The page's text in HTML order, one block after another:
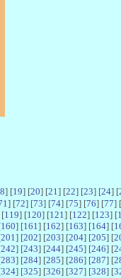
] [19] [20] [21 ] [22] [23] [24] [
] [72] [73] [74] [75] [76] [77] [
[119] [120] [121 ] [122] [123] [
160] [161 ] [162] [163] [164] [
201 ] [202] [203] [204] [205] [
242] [243] [244] [245] [246] [
283] [284] [285] [286] [287] [
324] [325] [326] [327] [328] [